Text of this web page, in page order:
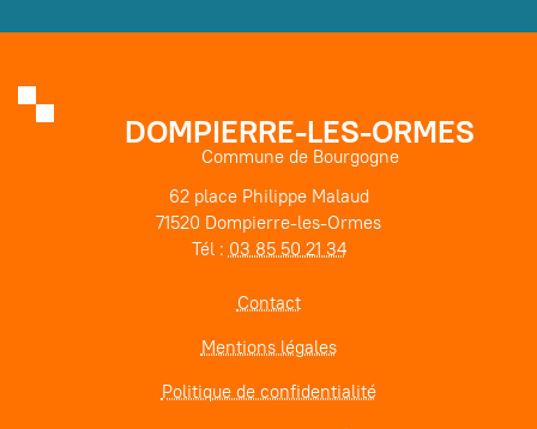
DOMPIERRE-LES-ORMES
Commune de Bourgogne
62 place Philippe Malaud
71520 Dompierre-les-Ormes
Tél : 03 85 50 21 34
Contact
Mentions légales
Politique de confidentialité